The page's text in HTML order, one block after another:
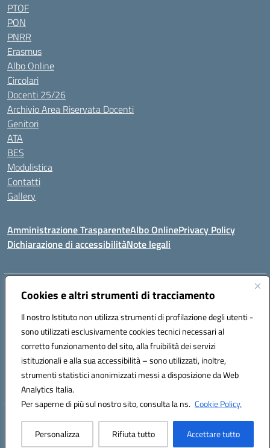
Cookies e altri strumenti di tracciamento
Il nostro Istituto non utilizza strumenti di profilazione degli utenti -
sono utilizzati esclusivamente cookies tecnici necessari al
corretto funzionamento del sito, alla fruibilità dei servizi
istituzionali e alla sua accessibilità – sono utilizzati, inoltre,
strumenti statistici anonimizzati messi a disposizione da Web
Analytics Italia.
Per saperne di più sul nostro sito, consulta la ns. Cookie Policy.
Personalizza Rifiuta tutto Accettare tutto
PTOF
PON
PNRR
Erasmus
Albo Online
Circolari
Docenti 25/26
Archivio Area Riservata Docenti
Genitori
ATA
BES
Modulistica
Contatti
Gallery
Amministrazione TrasparenteAlbo OnlinePrivacy Policy
Dichiarazione di accessibilitàNote legali
Indirizzo:Via Coniugi Crigna – Cap. 89861 – Tropea (VV)
Posta elettronica certificata (PEC):vvic82200d@pec.istruzione.it
Codice fiscale: 96012410799
Codice meccanografico:VVIC82200D
Codice Indice delle Pubbliche Amministrazioni (IPA): istsc_vvic82200d
Codice unico di fatturazione (CUF): UFUKAE
Hosting & Powered by 3D Solution S.r.l.
Concept & Design by Designers Italia